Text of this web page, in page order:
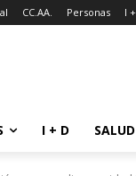
CC.AA. Personas I
I + D SALUD